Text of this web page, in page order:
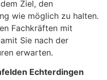
Ziel, den
wie möglich zu halten.
Fachkräften mit
Sie nach der
erwarten.
Echterdingen